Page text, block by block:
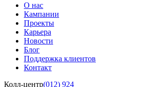
О нас
Кампании
Проекты
Карьера
Новости
Блог
Поддержка клиентов
Контакт
Колл-центр(012) 924